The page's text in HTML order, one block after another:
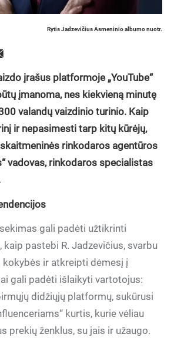
Rytis Jadzevičius Asmeninio albumo nuotr.
įrašus platformoje „YouTube“
įmanoma, nes kiekvieną minutę
valandų vaizdinio turinio. Kaip
ir nepasimesti tarp kitų kūrėjų,
rinkodaros agentūros
vadovas, rinkodaros specialistas
gali padėti užtikrinti
kaip pastebi R. Jadzevičius, svarbu
ir atkreipti dėmesį į
gali padėti išlaikyti vartotojus:
didžiųjų platformų, sukūrusi
kurtis, kurie vėliau
prekių ženklus, su jais ir užaugo.